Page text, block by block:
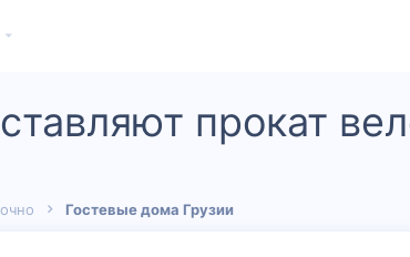
прокат
Гостевые дома Грузии